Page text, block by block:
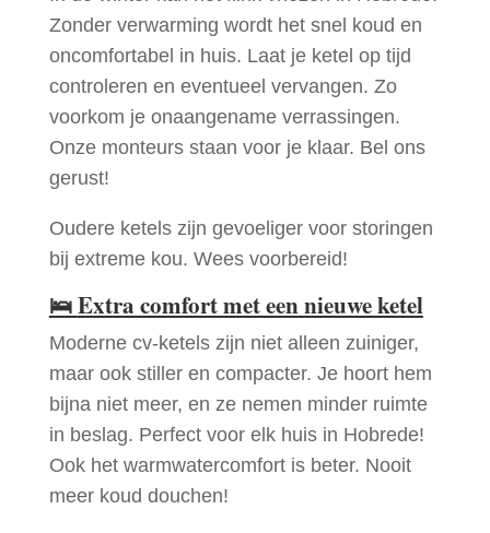
Zonder verwarming wordt het snel koud en
oncomfortabel in huis. Laat je ketel op tijd
controleren en eventueel vervangen. Zo
voorkom je onaangename verrassingen.
Onze monteurs staan voor je klaar. Bel ons
gerust!
Oudere ketels zijn gevoeliger voor storingen
bij extreme kou. Wees voorbereid!
🛌Extra comfort met een nieuwe ketel
Moderne cv-ketels zijn niet alleen zuiniger,
maar ook stiller en compacter. Je hoort hem
bijna niet meer, en ze nemen minder ruimte
in beslag. Perfect voor elk huis in Hobrede!
Ook het warmwatercomfort is beter. Nooit
meer koud douchen!